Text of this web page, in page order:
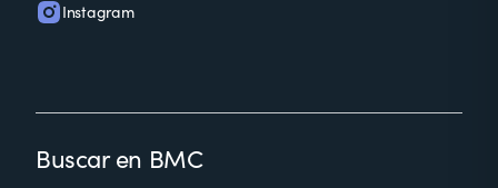
Instagram
Buscar en BMC